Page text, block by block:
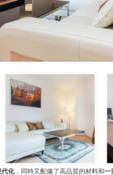
化，同時又配備了高品質的材料和一